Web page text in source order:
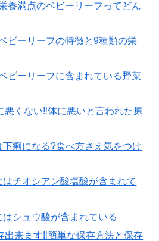
養満点のベビーリーフってどん
ビーリーフの特徴と9種類の栄
ビーリーフに含まれている野菜
悪くない‼体に悪いと言われた原
痢になる?食べ方さえ気をつけ
チオシアン酸塩酸が含まれて
シュウ酸が含まれている
出来ます‼簡単な保存方法と保存